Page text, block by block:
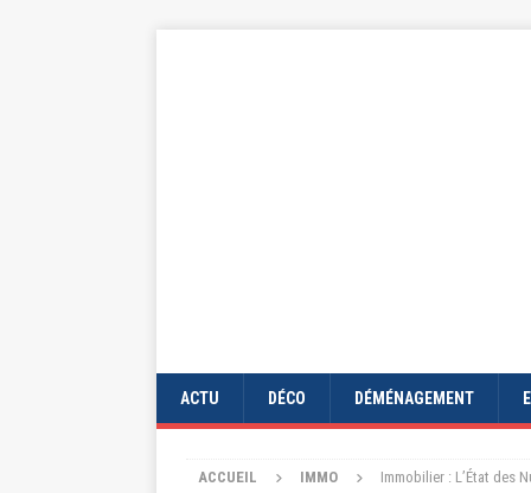
ACTU DÉCO DÉMÉNAGEMENT
ACCUEIL IMMO Immobilier : L’État des